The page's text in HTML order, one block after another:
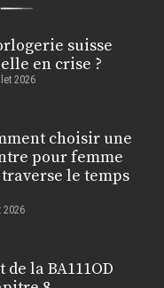
suisse
en crise ?
2026
choisir une
pour femme
le temps
2026
de la BA111OD